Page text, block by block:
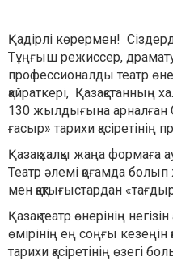
Қадірлі көрермен!
Тұңғыш режиссер,
профессионалды театр
қайраткері, Қазақстанның
130 жылдығына арналған
ғасыр» тарихи
Қазақ халқы жаңа формаға
Театр әлемі қоғамда болып
мен қақтығыстардан
Қазақ театр өнерінің
өмірінің ең соңғы
тарихи қасіретінің өзегі